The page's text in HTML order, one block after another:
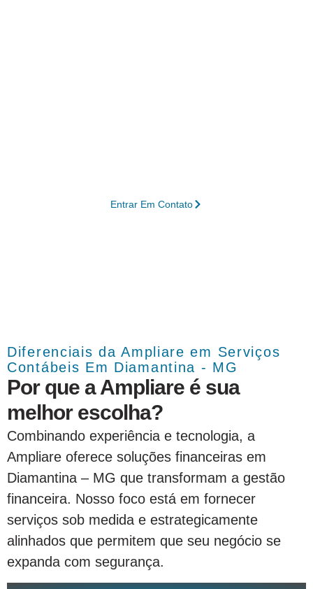
Entrar Em Contato
Diferenciais da Ampliare em Serviços
Contábeis Em Diamantina - MG
Por que a Ampliare é sua
melhor escolha?
Combinando experiência e tecnologia, a
Ampliare oferece soluções financeiras em
Diamantina – MG que transformam a gestão
financeira. Nosso foco está em fornecer
serviços sob medida e estrategicamente
alinhados que permitem que seu negócio se
expanda com segurança.